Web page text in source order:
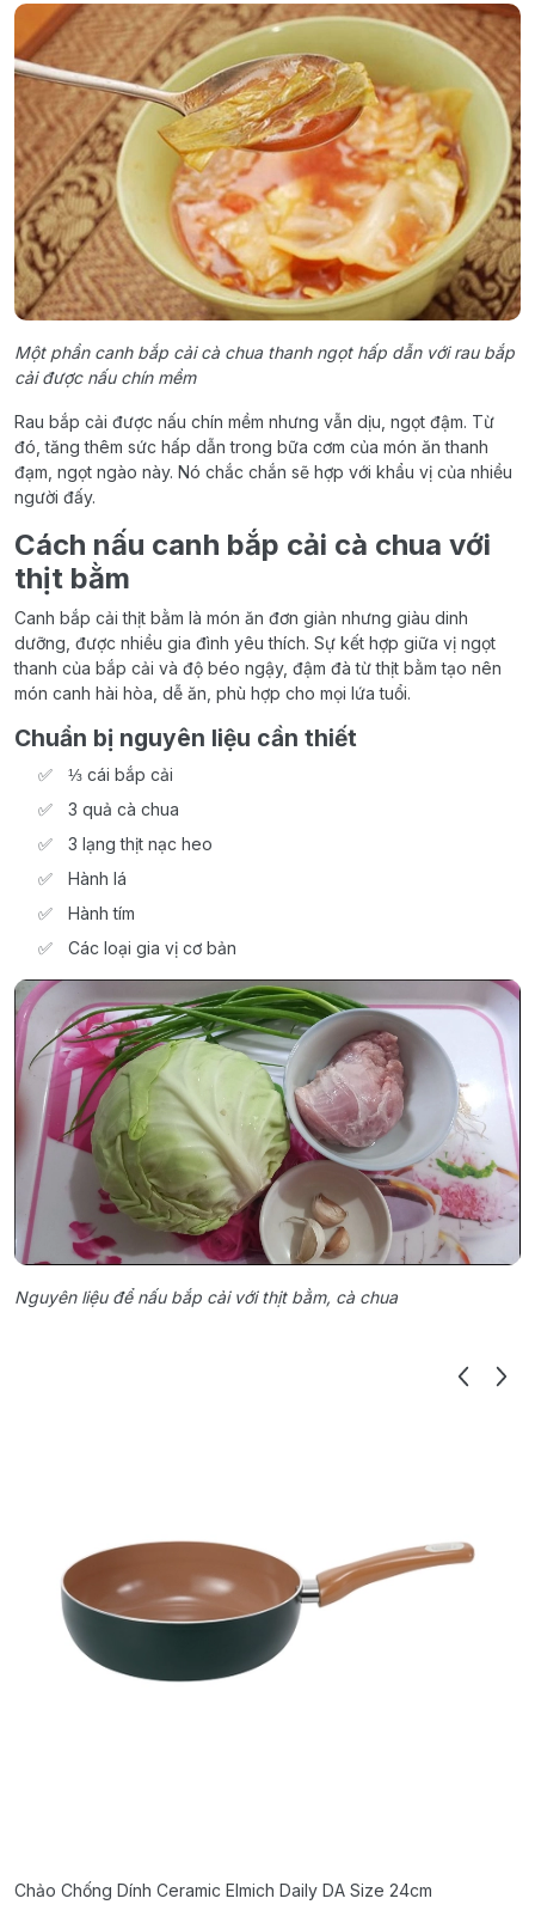
Một phần canh bắp cải cà chua thanh ngọt hấp dẫn với rau bắp
cải được nấu chín mềm
Rau bắp cải được nấu chín mềm nhưng vẫn dịu, ngọt đậm. Từ
đó, tăng thêm sức hấp dẫn trong bữa cơm của món ăn thanh
đạm, ngọt ngào này. Nó chắc chắn sẽ hợp với khẩu vị của nhiều
người đấy.
Cách nấu canh bắp cải cà chua với
thịt bằm
Canh bắp cải thịt bằm là món ăn đơn giản nhưng giàu dinh
dưỡng, được nhiều gia đình yêu thích. Sự kết hợp giữa vị ngọt
thanh của bắp cải và độ béo ngậy, đậm đà từ thịt bằm tạo nên
món canh hài hòa, dễ ăn, phù hợp cho mọi lứa tuổi.
Chuẩn bị nguyên liệu cần thiết
⅓ cái bắp cải
3 quả cà chua
3 lạng thịt nạc heo
Hành lá
Hành tím
Các loại gia vị cơ bản
Nguyên liệu để nấu bắp cải với thịt bằm, cà chua
Chảo Chống Dính Ceramic Elmich Daily DA Size 24cm